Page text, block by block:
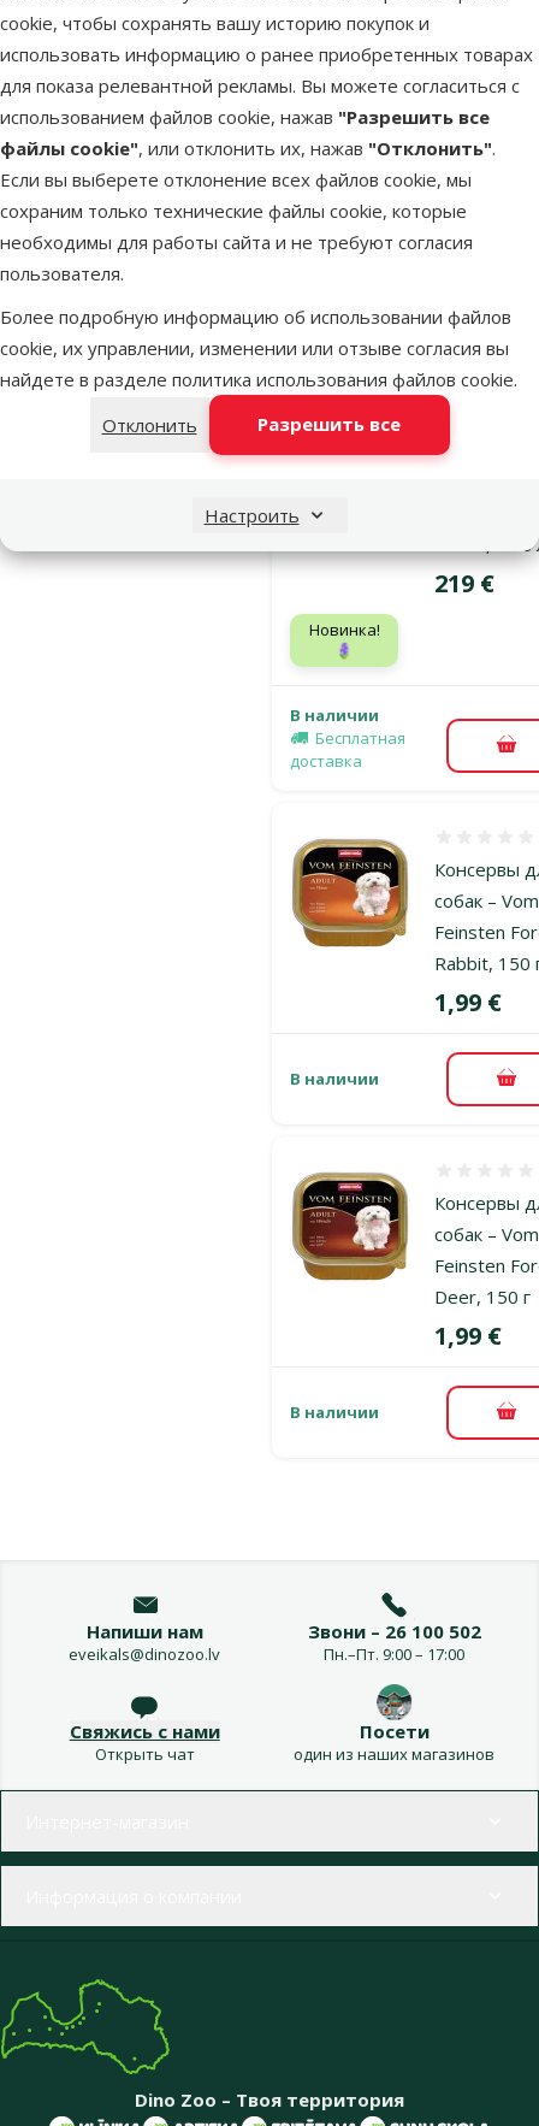
cookie, чтобы сохранять вашу историю покупок и
использовать информацию о ранее приобретенных товарах
для показа релевантной рекламы. Вы можете согласиться с
использованием файлов cookie, нажав "Разрешить все
файлы cookie", или отклонить их, нажав "Отклонить".
Если вы выберете отклонение всех файлов cookie, мы
сохраним только технические файлы cookie, которые
необходимы для работы сайта и не требуют согласия
пользователя.
Более подробную информацию об использовании файлов
cookie, их управлении, изменении или отзыве согласия вы
найдете в разделе политика использования файлов cookie.
Отклонить
Разрешить все
Настроить
Субстрат
ExoTerra
Forest Bark
л
Цена
15,99 €
Aquael
forest, 64.8
Оценка 0%
Цена
219 €
Новинка!
🪻
В наличии
Бесплатная
доставка
В
Консервы
собак – Vom
Feinsten
Rabbit, 150
Цена
1,99 €
В наличии В
Консервы
собак – Vom
Feinsten
Deer, 150 г
Цена
1,99 €
В наличии В
Напиши нам
eveikals@dinozoo.lv
Звони – 26 100 502
Пн.–Пт. 9:00 – 17:00
Свяжись с нами
Открыть чат
Посети
один из наших магазинов
Dino Zoo – Твоя территория